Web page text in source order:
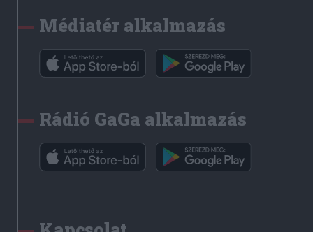
Médiatér alkalmazás
Rádió GaGa alkalmazás